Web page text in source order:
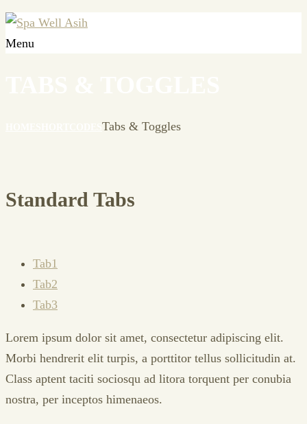
Menu
Tabs & Toggles
Standard Tabs
Tab1
Tab2
Tab3
Lorem ipsum dolor sit amet, consectetur adipiscing elit.
Morbi hendrerit elit turpis, a porttitor tellus sollicitudin at.
Class aptent taciti sociosqu ad litora torquent per conubia
nostra, per inceptos himenaeos.